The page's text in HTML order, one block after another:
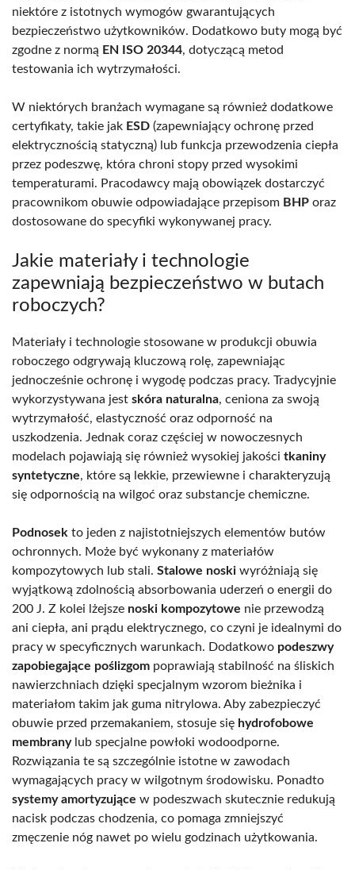
niektóre z istotnych wymogów gwarantujących
bezpieczeństwo użytkowników. Dodatkowo buty mogą być
zgodne z normą EN ISO 20344, dotyczącą metod
testowania ich wytrzymałości.
W niektórych branżach wymagane są również dodatkowe
certyfikaty, takie jak ESD (zapewniający ochronę przed
elektrycznością statyczną) lub funkcja przewodzenia ciepła
przez podeszwę, która chroni stopy przed wysokimi
temperaturami. Pracodawcy mają obowiązek dostarczyć
pracownikom obuwie odpowiadające przepisom BHP oraz
dostosowane do specyfiki wykonywanej pracy.
Jakie materiały i technologie
zapewniają bezpieczeństwo w butach
roboczych?
Materiały i technologie stosowane w produkcji obuwia
roboczego odgrywają kluczową rolę, zapewniając
jednocześnie ochronę i wygodę podczas pracy. Tradycyjnie
wykorzystywana jest skóra naturalna, ceniona za swoją
wytrzymałość, elastyczność oraz odporność na
uszkodzenia. Jednak coraz częściej w nowoczesnych
modelach pojawiają się również wysokiej jakości tkaniny
syntetyczne, które są lekkie, przewiewne i charakteryzują
się odpornością na wilgoć oraz substancje chemiczne.
Podnosek to jeden z najistotniejszych elementów butów
ochronnych. Może być wykonany z materiałów
kompozytowych lub stali. Stalowe noski wyróżniają się
wyjątkową zdolnością absorbowania uderzeń o energii do
200 J. Z kolei lżejsze noski kompozytowe nie przewodzą
ani ciepła, ani prądu elektrycznego, co czyni je idealnymi do
pracy w specyficznych warunkach. Dodatkowo podeszwy
zapobiegające poślizgom poprawiają stabilność na śliskich
nawierzchniach dzięki specjalnym wzorom bieżnika i
materiałom takim jak guma nitrylowa. Aby zabezpieczyć
obuwie przed przemakaniem, stosuje się hydrofobowe
membranylub specjalne powłoki wodoodporne.
Rozwiązania te są szczególnie istotne w zawodach
wymagających pracy w wilgotnym środowisku. Ponadto
systemy amortyzujące w podeszwach skutecznie redukują
nacisk podczas chodzenia, co pomaga zmniejszyć
zmęczenie nóg nawet po wielu godzinach użytkowania.